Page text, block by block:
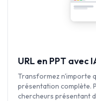
URL en PPT avec
Transformez n'importe
présentation complète.
chercheurs présentant